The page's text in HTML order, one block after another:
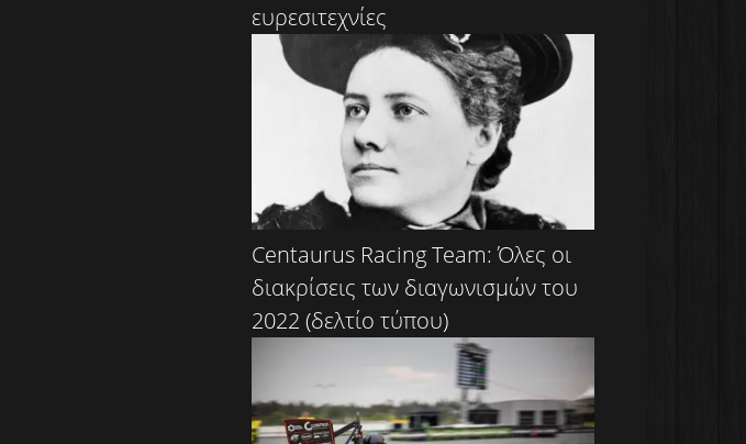
ευρεσιτεχνίες
Centaurus Racing Team: Όλες οι
διακρίσεις των διαγωνισμών του
2022 (δελτίο τύπου)